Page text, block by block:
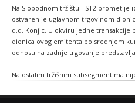
Na Slobodnom tržištu - ST2 promet je
ostvaren je uglavnom trgovinom
d.d. Konjic. U okviru jedne transakcije
dionica ovog emitenta po srednjem
odnosu na zadnje trgovanje predstavlja
Na ostalim tržišnim subsegmentima